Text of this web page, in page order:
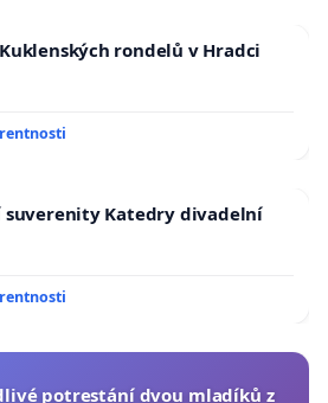
rondelů v Hradci
suverenity Katedry divadelní
potrestání dvou mladíků z